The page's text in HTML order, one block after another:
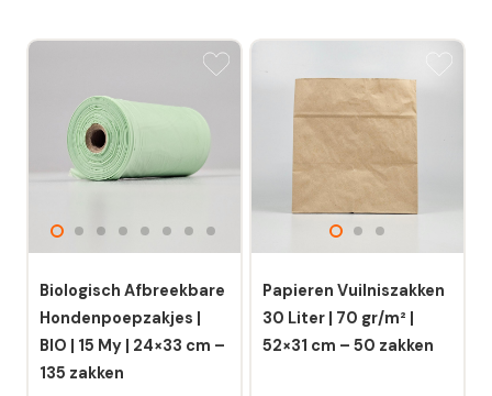
Biologisch Afbreekbare
Hondenpoepzakjes |
BIO | 15 My | 24×33 cm –
135 zakken
Papieren Vuilniszakken
30 Liter | 70 gr/m² |
52×31 cm – 50 zakken